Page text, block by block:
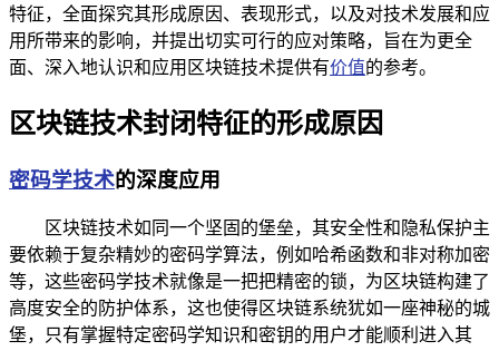
特征，全面探究其形成原因、表现形式，以及对技术发展和应
用所带来的影响，并提出切实可行的应对策略，旨在为更全
面、深入地认识和应用区块链技术提供有价值的参考。
区块链技术封闭特征的形成原因
密码学技术的深度应用
区块链技术如同一个坚固的堡垒，其安全性和隐私保护主
要依赖于复杂精妙的密码学算法，例如哈希函数和非对称加密
等，这些密码学技术就像是一把把精密的锁，为区块链构建了
高度安全的防护体系，这也使得区块链系统犹如一座神秘的城
堡，只有掌握特定密码学知识和密钥的用户才能顺利进入其